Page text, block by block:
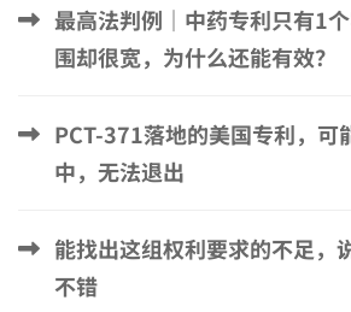
最高法判例｜中药专利只有1
围却很宽，为什么还能有效？
PCT-371落地的美国专利，可
中，无法退出
能找出这组权利要求的不足，
不错